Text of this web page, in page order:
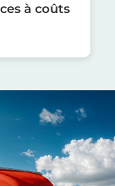
à coûts